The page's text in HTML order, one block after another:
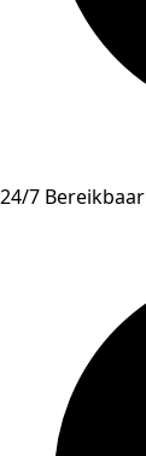
24/7 Bereikbaar